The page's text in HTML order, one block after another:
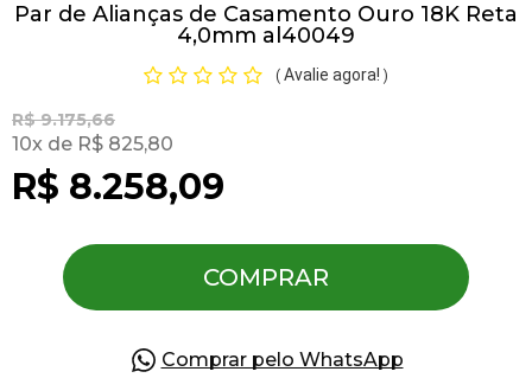
Par de Alianças de Casamento Ouro 18K Reta
4,0mm al40049
( Avalie agora! )
R$ 9.175,66
R$ 8.258,09
10 R$ 825,80
COMPRAR
Comprar pelo WhatsApp
Pedras Preciosas
OFERTAS